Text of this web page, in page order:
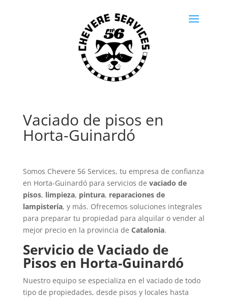
Vaciado de pisos en
Horta-Guinardó
Somos Chevere 56 Services, tu empresa de confianza
en Horta-Guinardó para servicios de vaciado de
pisos, limpieza, pintura, reparaciones de
lampistería, y más. Ofrecemos soluciones integrales
para preparar tu propiedad para alquilar o vender al
mejor precio en la provincia de Catalonia.
Servicio de Vaciado de
Pisos en Horta-Guinardó
Nuestro equipo se especializa en el vaciado de todo
tipo de propiedades, desde pisos y locales hasta